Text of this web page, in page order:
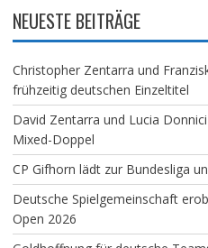
NEUESTE BEITRÄGE
Christopher Zentarra und
frühzeitig deutschen Einzeltitel
David Zentarra und Lucia
Mixed-Doppel
CP Gifhorn lädt zur Bundesliga
Deutsche Spielgemeinschaft
Open 2026